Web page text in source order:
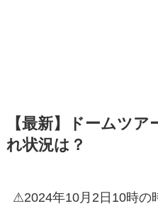
【最新】ドームツ
れ状況は？
⚠2024年10月2日10時の